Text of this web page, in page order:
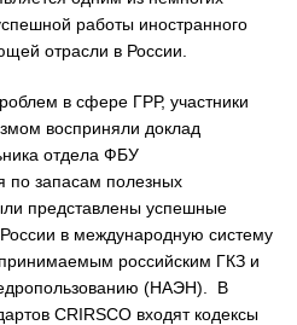
работы иностранного
отрасли в России.
в сфере ГРР, участники
восприняли доклад
отдела ФБУ
по запасам полезных
представлены успешные
в международную систему
российским ГКЗ и
(НАЭН). В
CRIRSCO входят кодексы